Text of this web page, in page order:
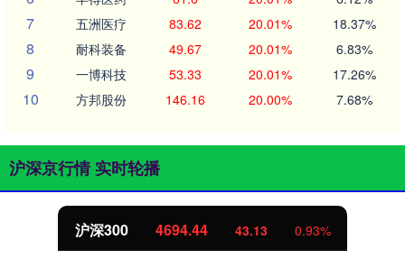
7 五洲医疗 83.62 20.01% 18.37%
8 耐科装备 49.67 20.01% 6.83%
9 一博科技 53.33 20.01% 17.26%
10 方邦股份 146.16 20.00% 7.68%
沪深京行情 实时轮播
沪深300 4694.44 43.13 0.93%